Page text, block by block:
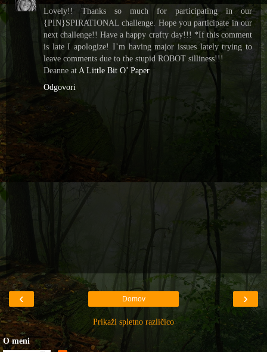
Lovely!! Thanks so much for participating in our
{PIN}SPIRATIONAL challenge. Hope you participate in our
next challenge!! Have a happy crafty day!!! *If this comment
is late I apologize! I’m having major issues lately trying to
leave comments due to the stupid ROBOT silliness!!!
Deanne atA Little Bit O’ Paper
Odgovori
‹ ›
Domov
Prikaži spletno različico
O meni